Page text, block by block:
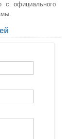
с официального